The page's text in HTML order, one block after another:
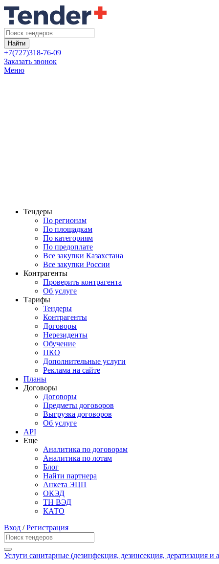
Найти
+7(727)318-76-09
Заказать звонок
Меню
Тендеры
По регионам
По площадкам
По категориям
По предоплате
Все закупки Казахстана
Все закупки России
Контрагенты
Проверить контрагента
Об услуге
Тарифы
Тендеры
Контрагенты
Договоры
Нерезиденты
Обучение
ПКО
Дополнительные услуги
Реклама на сайте
Планы
Договоры
Договоры
Предметы договоров
Выгрузка договоров
Об услуге
API
Еще
Аналитика по договорам
Аналитика по лотам
Блог
Найти партнера
Анкета ЭЦП
ОКЭД
ТН ВЭД
КАТО
Вход /Регистрация
Услуги санитарные (дезинфекция, дезинсекция, дератизация